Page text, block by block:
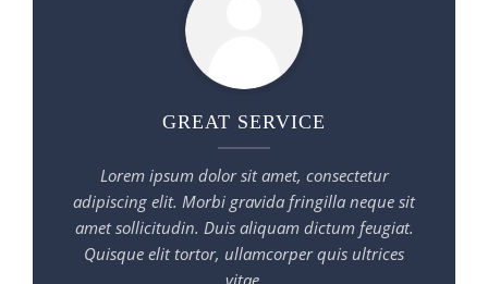
GREAT SERVICE
Lorem ipsum dolor sit amet, consectetur
adipiscing elit. Morbi gravida fringilla neque sit
amet sollicitudin. Duis aliquam dictum feugiat.
Quisque elit tortor, ullamcorper quis ultrices
vitae.